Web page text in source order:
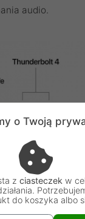
audio.
o Twoją
z ciasteczek w
do koszyka albo